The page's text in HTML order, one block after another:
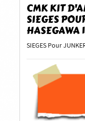
CMK KIT
SIEGES
HASEGAWA
SIEGES Pour